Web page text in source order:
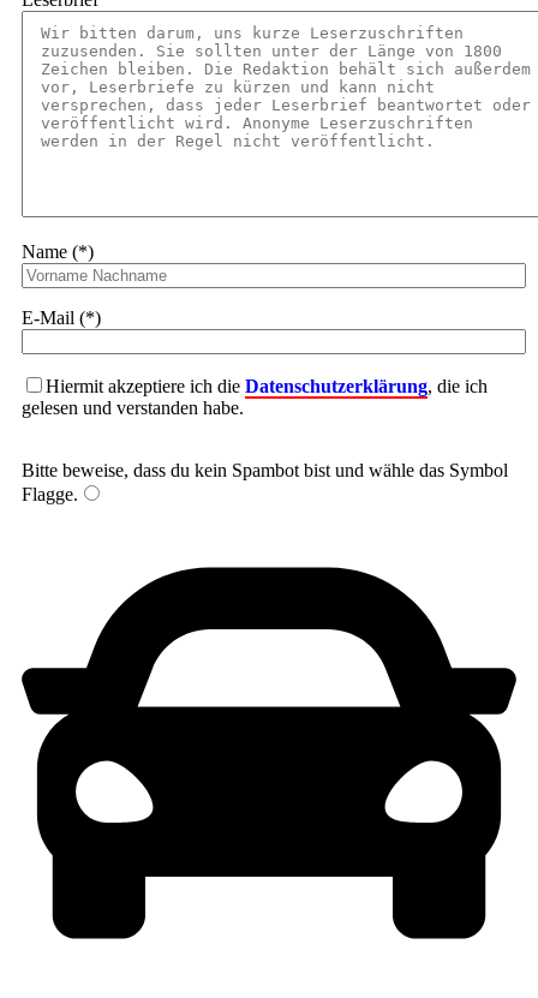
Name (*)
E-Mail (*)
Hiermit akzeptiere ich die Datenschutzerklärung, die ich
gelesen und verstanden habe.
Bitte beweise, dass du kein Spambot bist und wähle das Symbol
Flagge.